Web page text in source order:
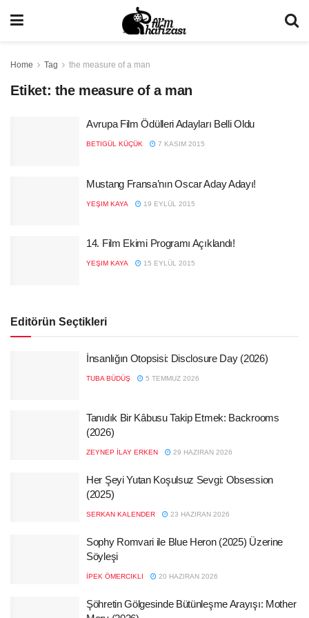
Home Tag the measure of a man
Etiket: the measure of a man
Avrupa Film Ödülleri Adayları Belli Oldu
BETIGÜL KÜÇÜK 7 KASIM 2015
Mustang Fransa’nın Oscar Aday Adayı!
YEŞIM KAYA 19 EYLÜL 2015
14. Film Ekimi Programı Açıklandı!
YEŞIM KAYA 15 EYLÜL 2015
Editörün Seçtikleri
İnsanlığın Otopsisi: Disclosure Day (2026)
TUBA BÜDÜŞ 5 TEMMUZ 2026
Tanıdık Bir Kâbusu Takip Etmek: Backrooms
(2026)
ZEYNEP İLAY ERKEN 29 HAZIRAN 2026
Her Şeyi Yutan Koşulsuz Sevgi: Obsession
(2025)
SERKAN KALENDER 23 HAZIRAN 2026
Sophy Romvari ile Blue Heron (2025) Üzerine
Söyleşi
İPEK ÖMERCIKLI 20 HAZIRAN 2026
Şöhretin Gölgesinde Bütünleşme Arayışı: Mother